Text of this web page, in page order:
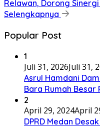
Medan Diperiksa
Juli 30, 2026Juli 30,
Pemko Medan
Waas Minta
Transparan